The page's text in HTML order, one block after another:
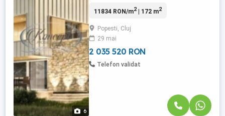
6
apreciata pentru liniste, aer curat si
imprejurimilor Clujului. Pozitionarea pe o
colina cu orientare sud-vestica asigura
lumina naturala pe intreaga durata ...
11834 RON/m2| 172 m2
Popesti, Cluj
29 mai
2 035 520 RON
Telefon validat